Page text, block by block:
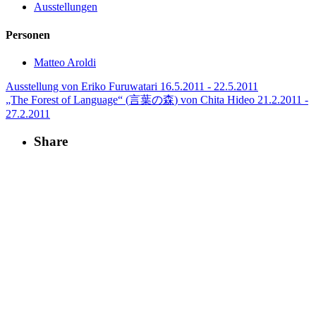
Ausstellungen
Personen
Matteo Aroldi
Ausstellung von Eriko Furuwatari 16.5.2011 - 22.5.2011
„The Forest of Language“ (言葉の森) von Chita Hideo 21.2.2011 -
27.2.2011
Share